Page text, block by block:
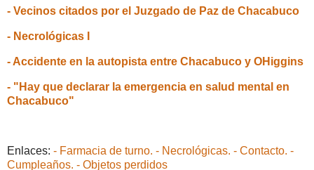
- Vecinos citados por el Juzgado de Paz de Chacabuco
- Necrológicas I
- Accidente en la autopista entre Chacabuco y OHiggins
- "Hay que declarar la emergencia en salud mental en
Chacabuco"
Enlaces: - Farmacia de turno. - Necrológicas. - Contacto. -
Cumpleaños. - Objetos perdidos